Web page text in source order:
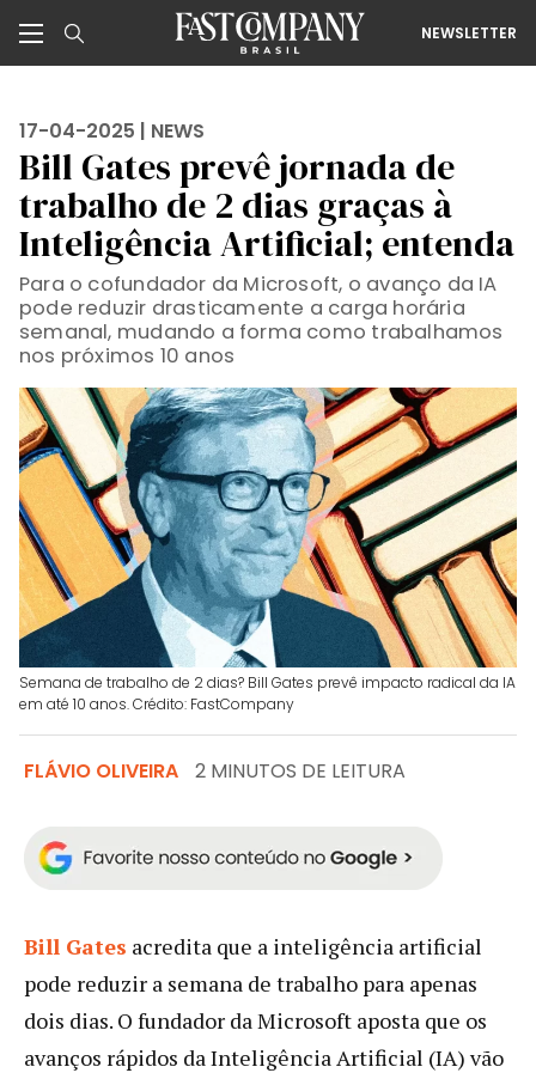
NEWSLETTER
17-04-2025 | NEWS
Bill Gates prevê jornada de
trabalho de 2 dias graças à
Inteligência Artificial; entenda
Para o cofundador da Microsoft, o avanço da IA
pode reduzir drasticamente a carga horária
semanal, mudando a forma como trabalhamos
nos próximos 10 anos
Semana de trabalho de 2 dias? Bill Gates prevê impacto radical da IA
em até 10 anos. Crédito: FastCompany
FLÁVIO OLIVEIRA 2 MINUTOS DE LEITURA
Bill Gates acredita que a inteligência artificial
pode reduzir a semana de trabalho para apenas
dois dias. O fundador da Microsoft aposta que os
avanços rápidos da Inteligência Artificial (IA) vão